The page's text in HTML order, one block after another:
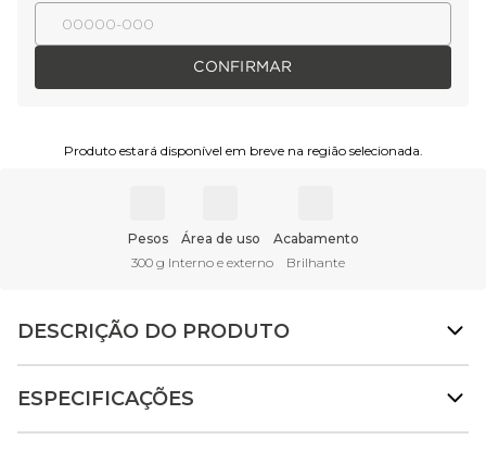
CONFIRMAR
Produto estará disponível em breve na região selecionada.
Pesos
300 g
Área de uso
Interno e externo
Acabamento
Brilhante
DESCRIÇÃO DO PRODUTO
ESPECIFICAÇÕES